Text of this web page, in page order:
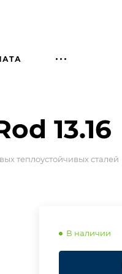
13.16
теплоустойчивых сталей
В наличии